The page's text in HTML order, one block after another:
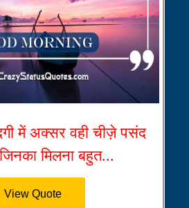
में अक्सर वही चीज़े पसंद
मिलना बहुत...
View Quote